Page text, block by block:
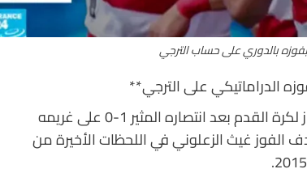
الدراماتيكي على الترجي**
نجح النادي الأفريقي في الفوز بلقب الدوري التونسي الممتاز لكرة القدم بعد انتصاره المثير 1-0 على غريمه
الفوز غيث الزعلوني في اللحظات الأخيرة من